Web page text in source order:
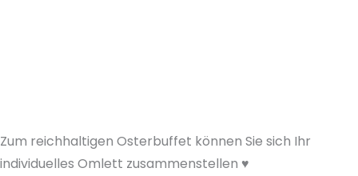
Zum reichhaltigen Osterbuffet können Sie sich Ihr
individuelles Omlett zusammenstellen ♥